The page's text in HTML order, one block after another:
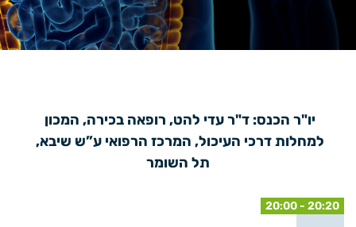
תל השומר
20:00 - 20:20